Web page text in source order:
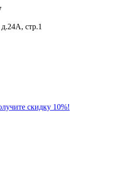
стр.1
скидку 10%!